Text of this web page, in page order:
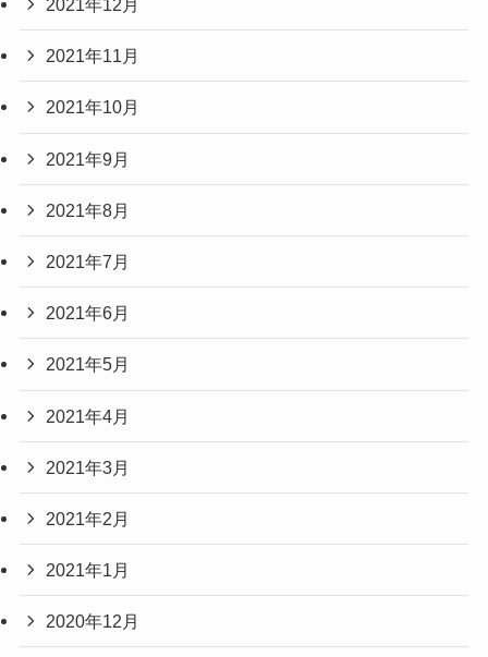
2021年12月
2021年11月
2021年10月
2021年9月
2021年8月
2021年7月
2021年6月
2021年5月
2021年4月
2021年3月
2021年2月
2021年1月
2020年12月